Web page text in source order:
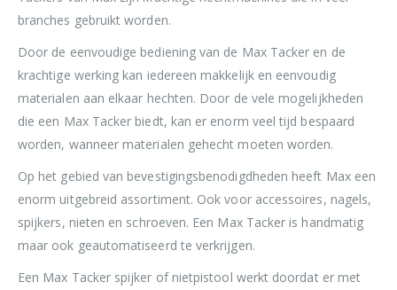
branches gebruikt worden.
Door de eenvoudige bediening van de Max Tacker en de
krachtige werking kan iedereen makkelijk en eenvoudig
materialen aan elkaar hechten. Door de vele mogelijkheden
die een Max Tacker biedt, kan er enorm veel tijd bespaard
worden, wanneer materialen gehecht moeten worden.
Op het gebied van bevestigingsbenodigdheden heeft Max een
enorm uitgebreid assortiment. Ook voor accessoires, nagels,
spijkers, nieten en schroeven. Een Max Tacker is handmatig
maar ook geautomatiseerd te verkrijgen.
Een Max Tacker spijker of nietpistool werkt doordat er met